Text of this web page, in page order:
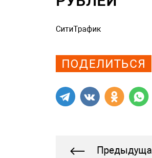
СитиТрафик
ПОДЕЛИТЬСЯ